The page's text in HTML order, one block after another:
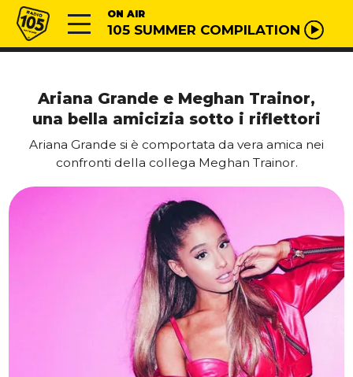
Vai al contenuto
Radio 105 ON AIR
105 SUMMER COMPILATION
Ariana Grande e Meghan Trainor,
una bella amicizia sotto i riflettori
Ariana Grande si è comportata da vera amica nei
confronti della collega Meghan Trainor.